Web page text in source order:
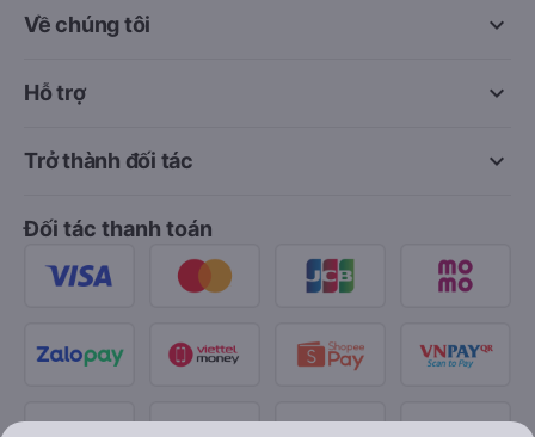
keyboard_arrow_down
Về chúng tôi
keyboard_arrow_down
Hỗ trợ
keyboard_arrow_down
Trở thành đối tác
Đối tác thanh toán